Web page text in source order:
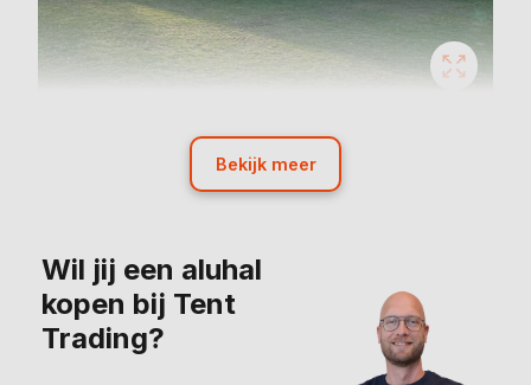
Bekijk meer
Wil jij een aluhal
kopen bij Tent
Trading?